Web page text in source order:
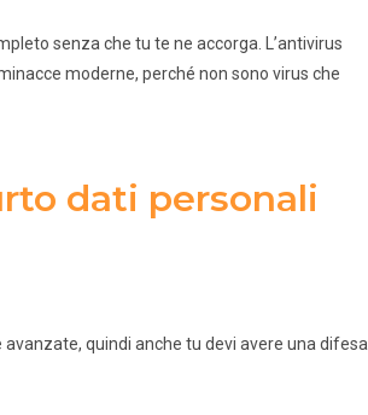
senza che tu te ne accorga. L’antivirus
moderne, perché non sono virus che
dati personali
quindi anche tu devi avere una difesa